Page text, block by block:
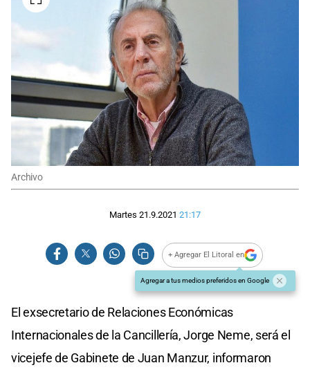
Archivo
Martes 21.9.2021 21:17
+ Agregar El Litoral en
Agregar a tus medios preferidos en Google
El exsecretario de Relaciones Económicas
Internacionales de la Cancillería, Jorge Neme, será el
vicejefe de Gabinete de Juan Manzur, informaron